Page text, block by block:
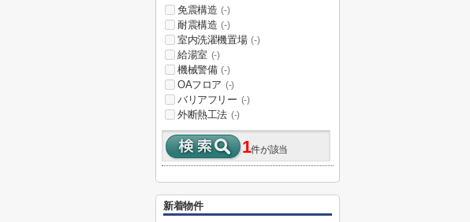
免震構造 (-)
耐震構造 (-)
室内洗濯機置場 (-)
給湯室 (-)
機械警備 (-)
OAフロア (-)
バリアフリー (-)
外断熱工法 (-)
1件が該当
新着物件